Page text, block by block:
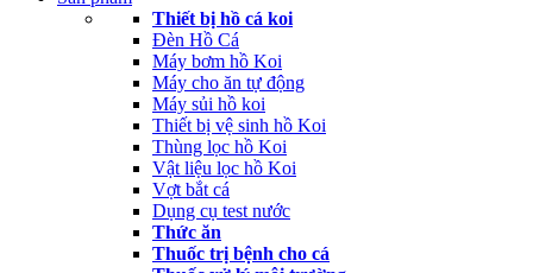
Thiết bị hồ cá koi
Đèn Hồ Cá
Máy bơm hồ Koi
Máy cho ăn tự động
Máy sủi hồ koi
Thiết bị vệ sinh hồ Koi
Thùng lọc hồ Koi
Vật liệu lọc hồ Koi
Vợt bắt cá
Dụng cụ test nước
Thức ăn
Thuốc trị bệnh cho cá